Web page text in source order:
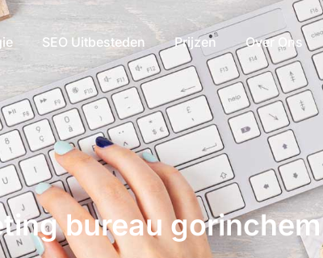
SEO Uitbesteden Prijzen Over Ons
bureau gorinchem